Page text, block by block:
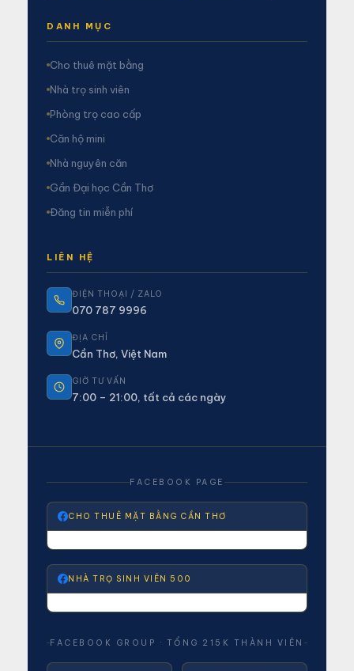
DANH MỤC
Cho thuê mặt bằng
Nhà trọ sinh viên
Phòng trọ cao cấp
Căn hộ mini
Nhà nguyên căn
Gần Đại học Cần Thơ
Đăng tin miễn phí
LIÊN HỆ
ĐIỆN THOẠI / ZALO
070 787 9996
ĐỊA CHỈ
Cần Thơ, Việt Nam
GIỜ TƯ VẤN
7:00 – 21:00, tất cả các ngày
FACEBOOK PAGE
CHO THUÊ MẶT BẰNG CẦN THƠ
NHÀ TRỌ SINH VIÊN 500
FACEBOOK GROUP · TỔNG 215K THÀNH VIÊN